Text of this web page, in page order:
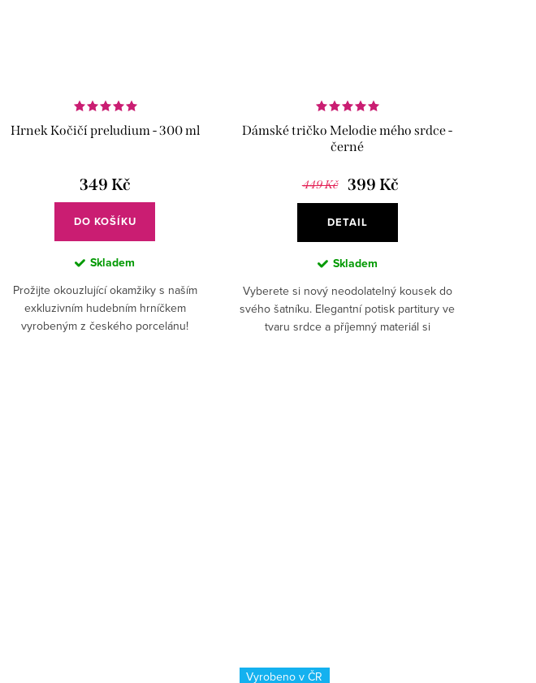
Hrnek Kočičí preludium - 300 ml
349 Kč
DO KOŠÍKU
Skladem
Prožijte okouzlující okamžiky s naším
exkluzivním hudebním hrníčkem
vyrobeným z českého porcelánu!
Dámské tričko Melodie mého srdce -
černé
449 Kč 399 Kč
DETAIL
Skladem
Vyberete si nový neodolatelný kousek do
svého šatníku. Elegantní potisk partitury ve
tvaru srdce a příjemný materiál si
Vyrobeno v ČR